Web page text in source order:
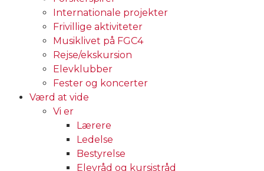
Internationale projekter
Frivillige aktiviteter
Musiklivet på FGC4
Rejse/ekskursion
Elevklubber
Fester og koncerter
Værd at vide
Vi er
Lærere
Ledelse
Bestyrelse
Elevråd og kursistråd